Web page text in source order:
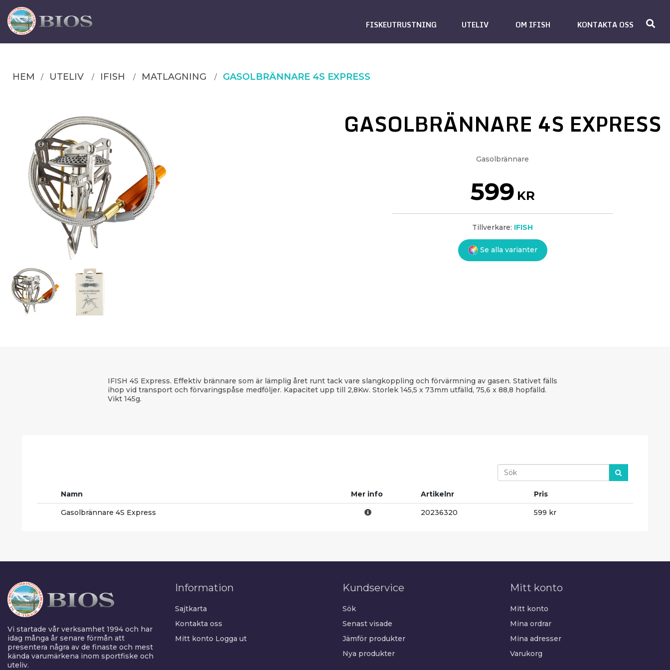
FISKEUTRUSTNING UTELIV OM IFISH KONTAKTA OSS
HEM UTELIV IFISH MATLAGNING GASOLBRÄNNARE 4S EXPRESS
GASOLBRÄNNARE 4S EXPRESS
Gasolbrännare
599 KR
Tillverkare: IFISH
Se alla varianter
IFISH 4S Express. Effektiv brännare som är lämplig året runt tack vare slangkoppling och förvärmning av gasen. Stativet fälls
ihop vid transport och förvaringspåse medföljer. Kapacitet upp till 2,8Kw. Storlek 145,5 x 73mm utfälld, 75,6 x 88,8 hopfälld.
Vikt 145g.
Search
Namn Mer info Artikelnr Pris
Gasolbrännare 4S Express 20236320 599 kr
Vi startade vår verksamhet 1994 och har
idag många år senare förmån att
presentera några av de finaste och mest
kända varumärkena inom sportfiske och
uteliv.
Information
Sajtkarta
Kontakta oss
Mitt konto Logga ut
Kundservice
Sök
Senast visade
Jämför produkter
Nya produkter
Mitt konto
Mitt konto
Mina ordrar
Mina adresser
Varukorg